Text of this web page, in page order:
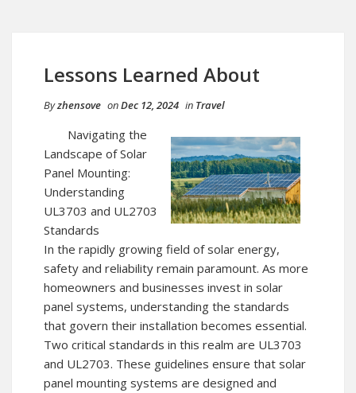
Lessons Learned About
Byzhensove onDec 12, 2024 in Travel
Navigating the
Landscape of Solar
Panel Mounting:
Understanding
UL3703 and UL2703
Standards
In the rapidly growing field of solar energy,
safety and reliability remain paramount. As more
homeowners and businesses invest in solar
panel systems, understanding the standards
that govern their installation becomes essential.
Two critical standards in this realm are UL3703
and UL2703. These guidelines ensure that solar
panel mounting systems are designed and